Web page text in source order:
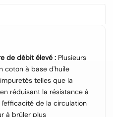
de débit élevé : Plusieurs
coton à base d'huile
telles que la
réduisant la résistance à
de la circulation
à brûler plus